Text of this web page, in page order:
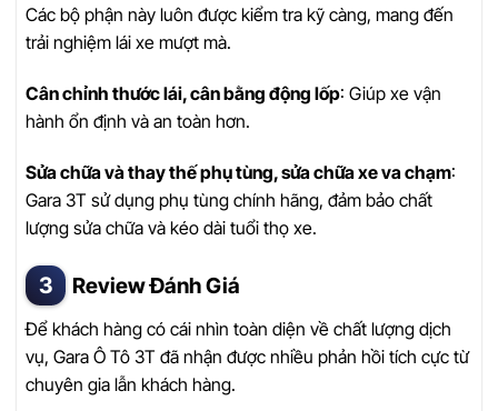
Các bộ phận này luôn được kiểm tra kỹ càng, mang đến
trải nghiệm lái xe mượt mà.
Cân chỉnh thước lái, cân bằng động lốp: Giúp xe vận
hành ổn định và an toàn hơn.
Sửa chữa và thay thế phụ tùng, sửa chữa xe va chạm:
Gara 3T sử dụng phụ tùng chính hãng, đảm bảo chất
lượng sửa chữa và kéo dài tuổi thọ xe.
Review Đánh Giá
Để khách hàng có cái nhìn toàn diện về chất lượng dịch
vụ, Gara Ô Tô 3T đã nhận được nhiều phản hồi tích cực từ
chuyên gia lẫn khách hàng.